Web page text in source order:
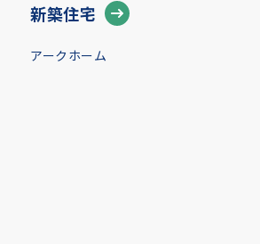
新築住宅
アークホーム